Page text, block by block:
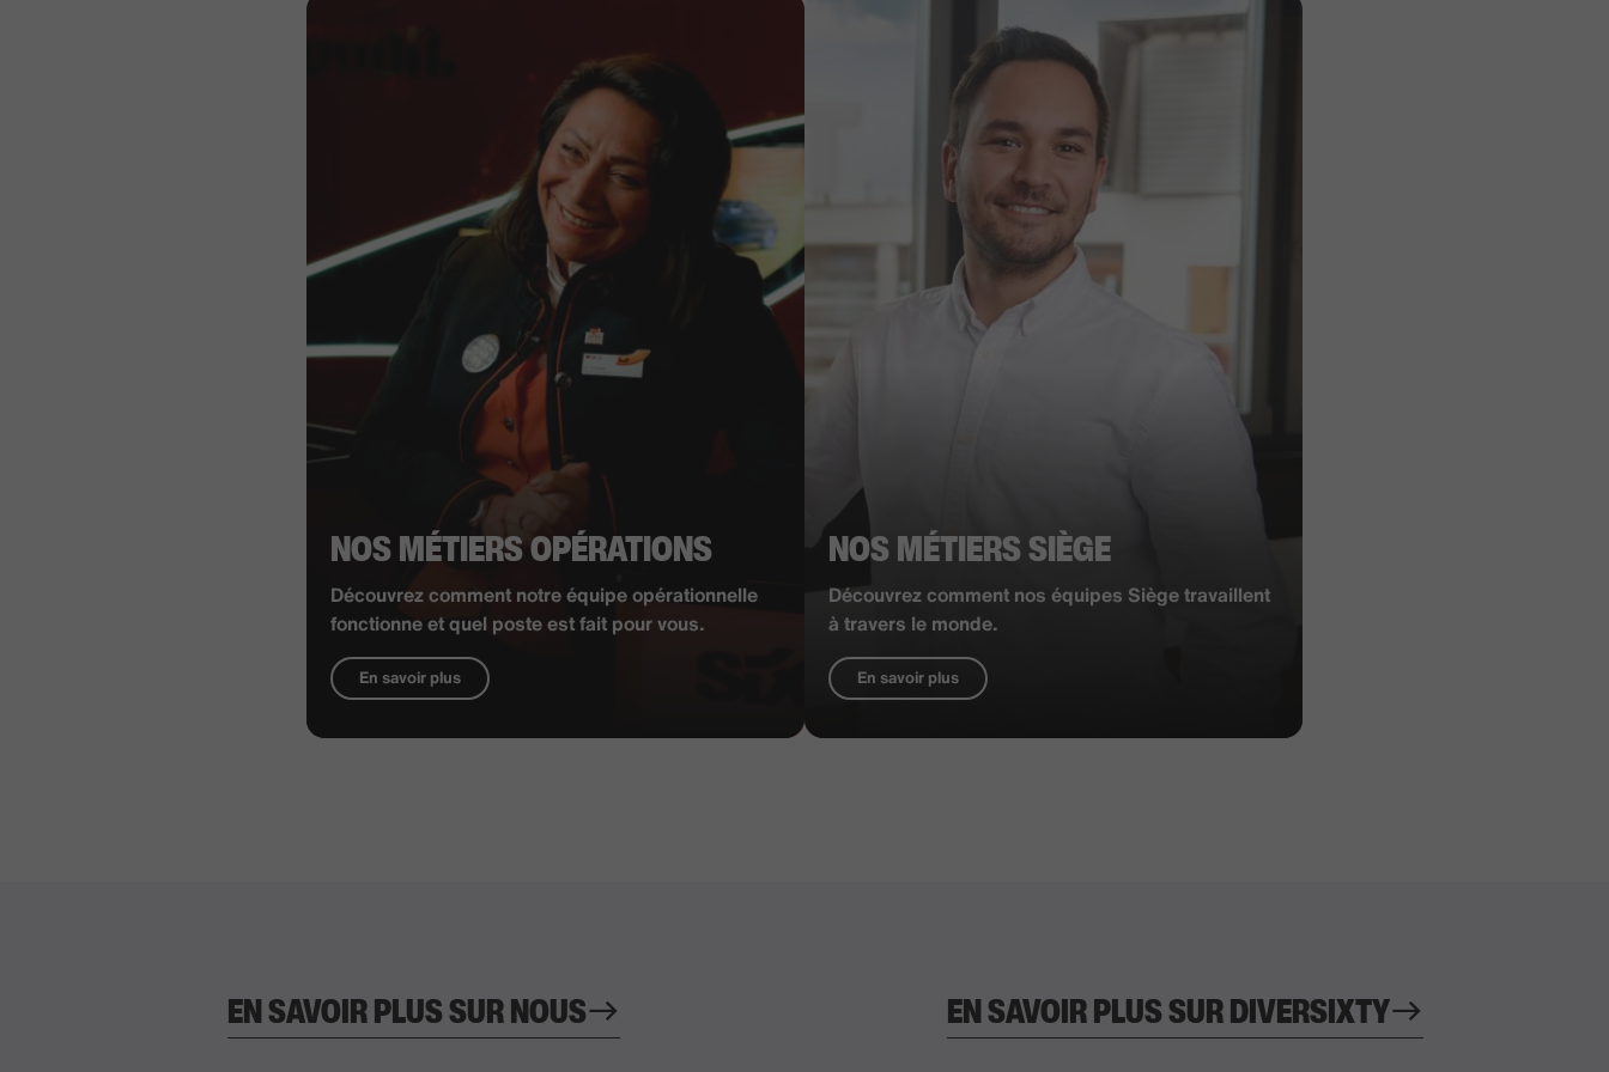
NOS MÉTIERS OPÉRATIONS
Découvrez comment notre équipe opérationnelle
fonctionne et quel poste est fait pour vous.
En savoir plus
NOS MÉTIERS SIÈGE
Découvrez comment nos équipes Siège travaillent
à travers le monde.
En savoir plus
EN SAVOIR PLUS SUR NOUS EN SAVOIR PLUS SUR DIVERSIXTY